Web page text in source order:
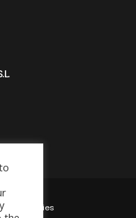
de cookies